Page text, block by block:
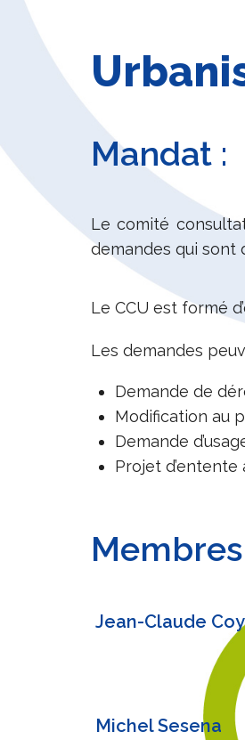
Mandat :
Le comité
demandes qui sont
Le CCU est formé
Les demandes
Demande de
Modification au
Demande
Projet
Jean-Claude
Michel Sesena